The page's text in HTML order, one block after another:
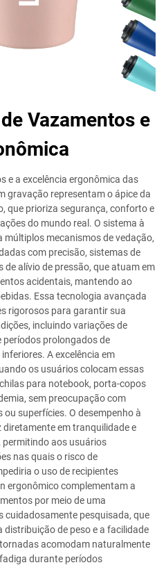
Vazamentos e
e a excelência ergonômica das
gravação representam o ápice da
que prioriza segurança, conforto e
do mundo real. O sistema à
mecanismos de vedação,
com precisão, sistemas de
alívio de pressão, que atuam em
acidentais, mantendo ao
Essa tecnologia avançada
rigorosos para garantir sua
incluindo variações de
prolongados de
A excelência em
os usuários colocam essas
para notebook, porta-copos
sem preocupação com
superfícies. O desempenho à
em tranquilidade e
permitindo aos usuários
nas quais o risco de
o uso de recipientes
ergonômico complementam a
por meio de uma
cuidadosamente pesquisada, que
de peso e a facilidade
acomodam naturalmente
durante períodos